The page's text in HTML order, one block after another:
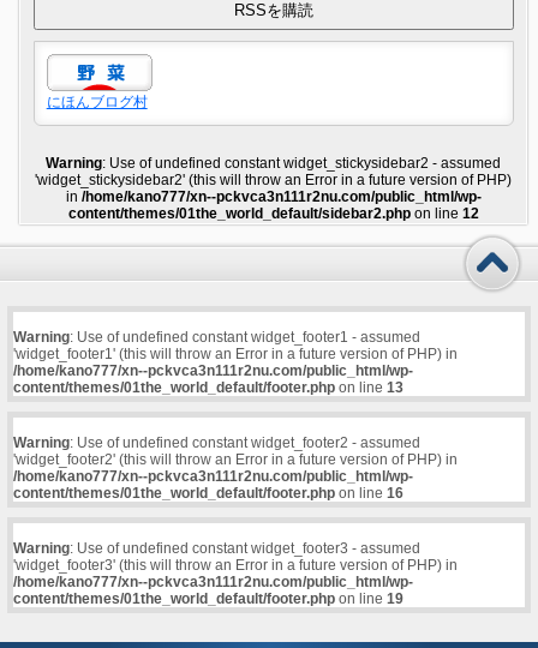
にほんブログ村
Warning: Use of undefined constant widget_stickysidebar2 - assumed
'widget_stickysidebar2' (this will throw an Error in a future version of PHP)
in /home/kano777/xn--pckvca3n111r2nu.com/public_html/wp-
content/themes/01the_world_default/sidebar2.phpon line 12
Warning: Use of undefined constant widget_footer1 - assumed
'widget_footer1' (this will throw an Error in a future version of PHP) in
/home/kano777/xn--pckvca3n111r2nu.com/public_html/wp-
content/themes/01the_world_default/footer.phpon line 13
Warning: Use of undefined constant widget_footer2 - assumed
'widget_footer2' (this will throw an Error in a future version of PHP) in
/home/kano777/xn--pckvca3n111r2nu.com/public_html/wp-
content/themes/01the_world_default/footer.phpon line 16
Warning: Use of undefined constant widget_footer3 - assumed
'widget_footer3' (this will throw an Error in a future version of PHP) in
/home/kano777/xn--pckvca3n111r2nu.com/public_html/wp-
content/themes/01the_world_default/footer.phpon line 19